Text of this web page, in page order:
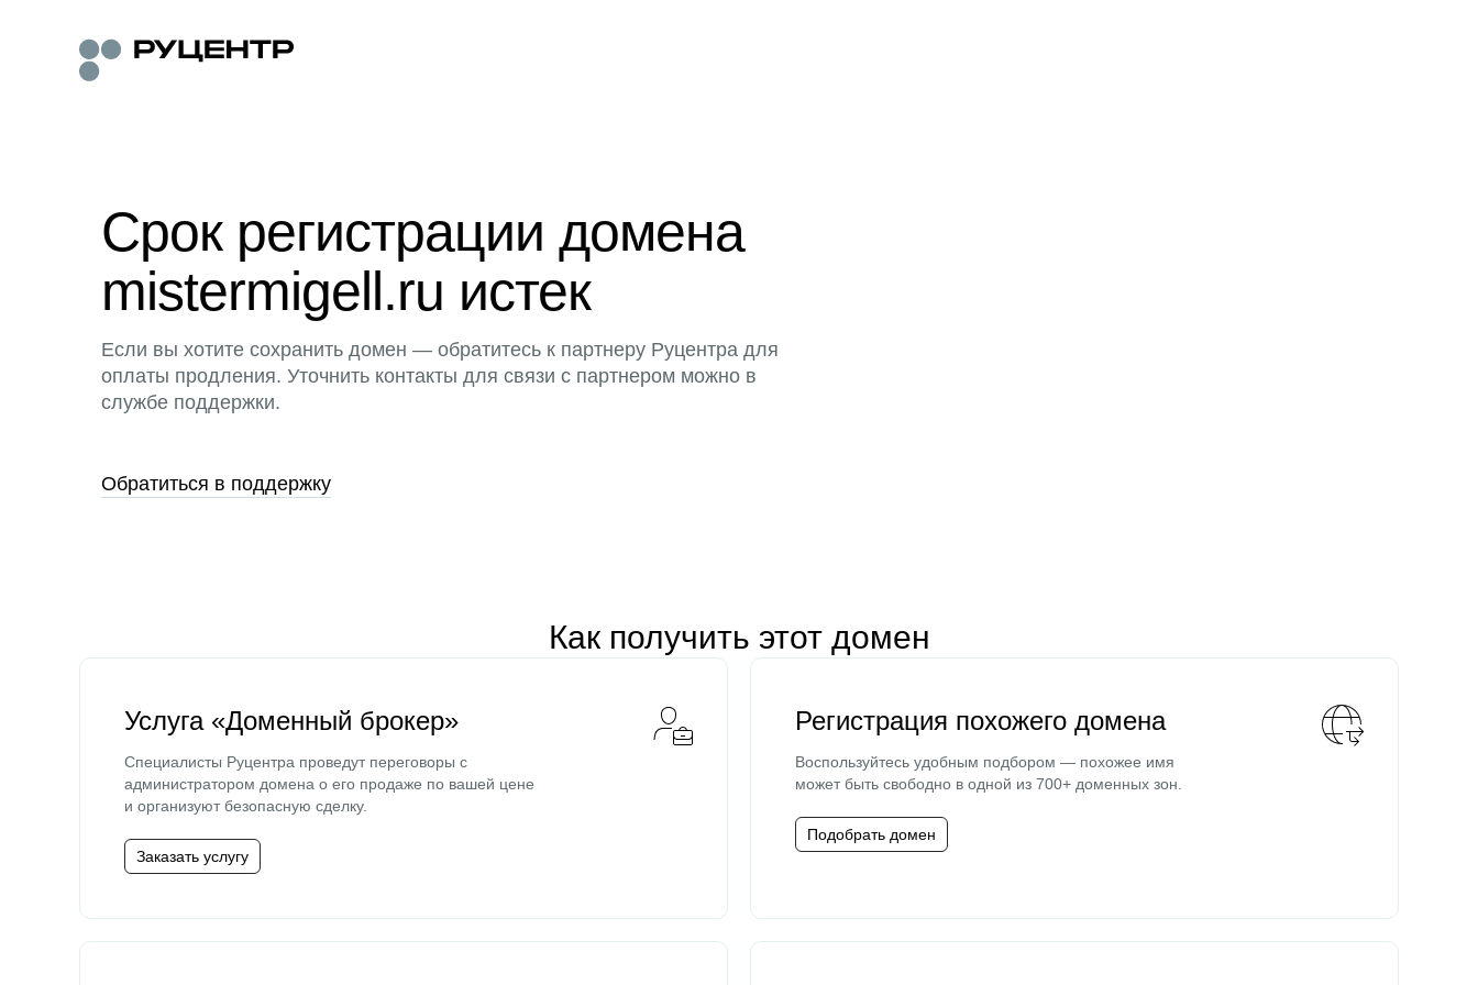
Срок регистрации домена
mistermigell.ru истек
Если вы хотите сохранить домен — обратитесь к партнеру Руцентра для
оплаты продления. Уточнить контакты для связи с партнером можно в
службе поддержки.
Обратиться в поддержку
Как получить этот домен
Услуга «Доменный брокер»
Специалисты Руцентра проведут переговоры с
администратором домена о его продаже по вашей цене
и организуют безопасную сделку.
Заказать услугу
Регистрация похожего домена
Воспользуйтесь удобным подбором — похожее имя
может быть свободно в одной из 700+ доменных зон.
Подобрать домен